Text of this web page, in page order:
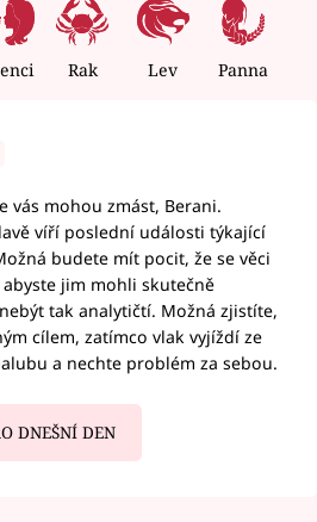
Rak Lev Panna
vás mohou zmást, Berani.
víří poslední události týkající
budete mít pocit, že se věci
jim mohli skutečně
tak analytičtí. Možná zjistíte,
cílem, zatímco vlak vyjíždí ze
a nechte problém za sebou.
DNEŠNÍ DEN